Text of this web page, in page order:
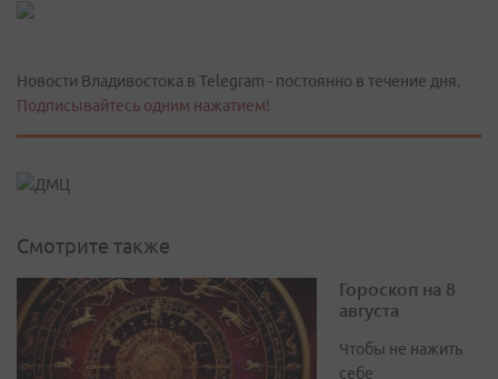
Новости Владивостока в Telegram - постоянно в течение дня.
Подписывайтесь одним нажатием!
Смотрите также
Гороскоп на 8
августа
Чтобы не нажить
себе